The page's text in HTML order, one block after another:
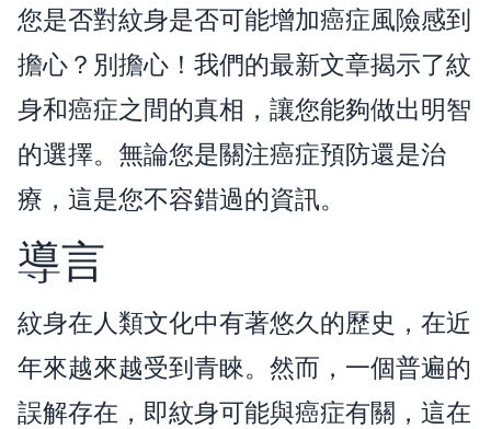
您是否對紋身是否可能增加癌症風險感到
擔心？別擔心！我們的最新文章揭示了紋
身和癌症之間的真相，讓您能夠做出明智
的選擇。無論您是關注癌症預防還是治
療，這是您不容錯過的資訊。
導言
紋身在人類文化中有著悠久的歷史，在近
年來越來越受到青睞。然而，一個普遍的
誤解存在，即紋身可能與癌症有關，這在